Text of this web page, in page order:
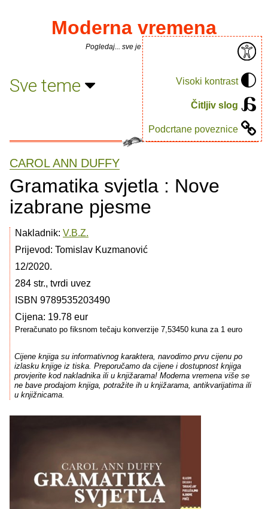
Visoki kontrast
Čitljiv slog
Podcrtane poveznice
Moderna vremena
Pogledaj... sve je puno knjiga.
Sve teme
CAROL ANN DUFFY
Gramatika svjetla : Nove
izabrane pjesme
Nakladnik: V.B.Z.
Prijevod: Tomislav Kuzmanović
12/2020.
284 str., tvrdi uvez
ISBN 9789535203490
Cijena: 19.78 eur
Preračunato po fiksnom tečaju konverzije 7,53450 kuna za 1 euro
Cijene knjiga su informativnog karaktera, navodimo prvu cijenu po
izlasku knjige iz tiska. Preporučamo da cijene i dostupnost knjiga
provjerite kod nakladnika ili u knjižarama! Moderna vremena više se
ne bave prodajom knjiga, potražite ih u knjižarama, antikvarijatima ili
u knjižnicama.